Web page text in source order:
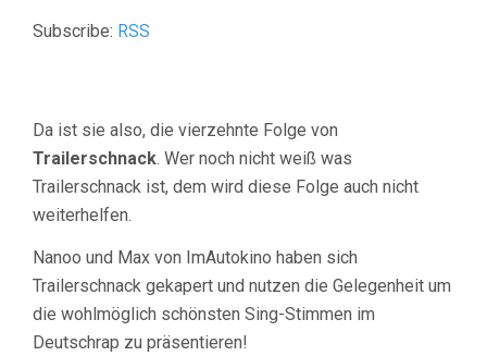
Subscribe: RSS
Da ist sie also, die vierzehnte Folge von
Trailerschnack. Wer noch nicht weiß was
Trailerschnack ist, dem wird diese Folge auch nicht
weiterhelfen.
Nanoo und Max von ImAutokino haben sich
Trailerschnack gekapert und nutzen die Gelegenheit um
die wohlmöglich schönsten Sing-Stimmen im
Deutschrap zu präsentieren!